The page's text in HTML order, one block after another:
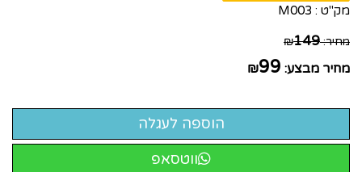
מק"ט : M003
מחיר: ₪149
מחיר מבצע: ₪99
ווטסאפ